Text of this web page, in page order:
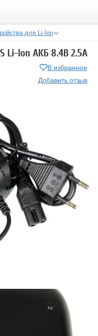
для Li-Ion
Li-Ion АКБ 8.4В 2.5А
В избранное
Добавить отзыв